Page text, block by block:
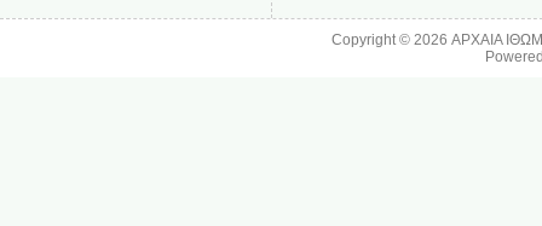
Copyright © 2026ΑΡΧΑΙΑ